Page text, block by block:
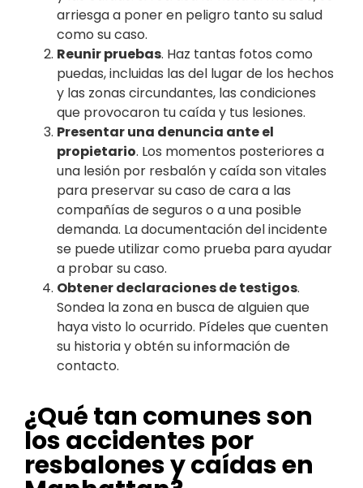
arriesga a poner en peligro tanto su salud
como su caso.
Reunir pruebas. Haz tantas fotos como
puedas, incluidas las del lugar de los hechos
y las zonas circundantes, las condiciones
que provocaron tu caída y tus lesiones.
Presentar una denuncia ante el
propietario. Los momentos posteriores a
una lesión por resbalón y caída son vitales
para preservar su caso de cara a las
compañías de seguros o a una posible
demanda. La documentación del incidente
se puede utilizar como prueba para ayudar
a probar su caso.
Obtener declaraciones de testigos.
Sondea la zona en busca de alguien que
haya visto lo ocurrido. Pídeles que cuenten
su historia y obtén su información de
contacto.
¿Qué tan comunes son
los accidentes por
resbalones y caídas en